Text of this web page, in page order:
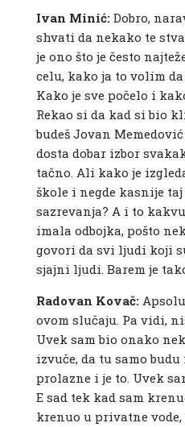
Ivan Minić:Dobro,
shvati da nekako te
je ono što je često
celu, kako ja to volim
Kako je sve počelo i
Rekao si da kad si bio
budeš Jovan
dosta dobar izbor
tačno. Ali kako je
škole i negde kasnije
sazrevanja? A i to
imala odbojka, pošto
govori da svi ljudi koji
sjajni ljudi. Barem je
Radovan Kovač:
ovom slučaju. Pa vidi,
Uvek sam bio onako
izvuče, da tu samo
prolazne i je to. Uvek
E sad tek kad sam
krenuo u privatne